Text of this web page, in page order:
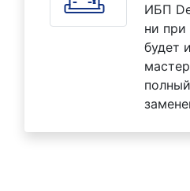
ИБП
ни при
будет